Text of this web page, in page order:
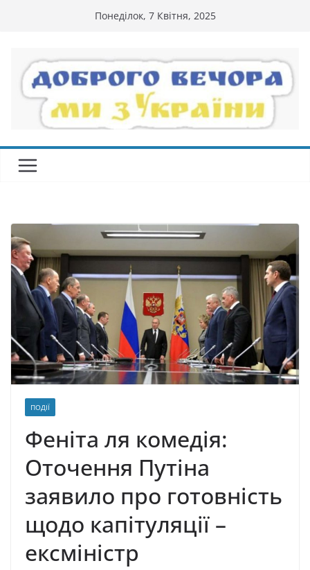
Понеділок, 7 Квітня, 2025
ПОДІЇ
Феніта ля комедія:
Оточення Путіна
заявило про готовність
щодо капітуляції –
ексміністр